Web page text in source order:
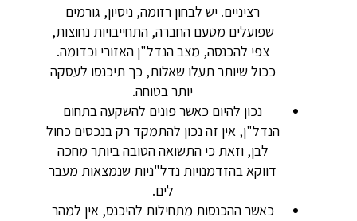
רציניים. יש לבחון רזומה, ניסיון, גורמים
שפועלים מטעם החברה, התחייבויות נחוצות,
צפי להכנסה, מצב הנדל"ן האזורי וכדומה.
ככול שיותר תעלו שאלות, כך תיכנסו לעסקה
יותר בטוחה.
נכון להיום כאשר פונים להשקעה בתחום
הנדל"ן, אין זה נכון להתמקד רק בנכסים כחול
לבן, וזאת כי התשואה הטובה ביותר מחכה
דווקא בהזדמנויות נדל"ניות שנמצאות מעבר
לים.
כאשר ההכנסות מתחילות להיכנס, אין למהר